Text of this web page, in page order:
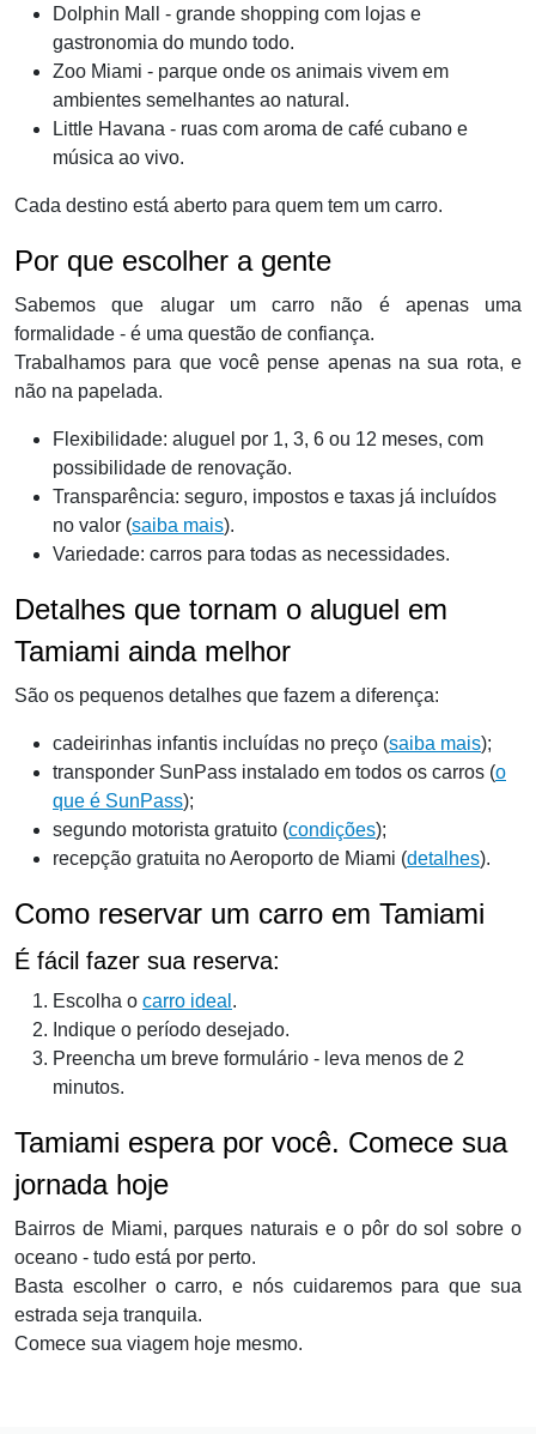
Dolphin Mall - grande shopping com lojas e
gastronomia do mundo todo.
Zoo Miami - parque onde os animais vivem em
ambientes semelhantes ao natural.
Little Havana - ruas com aroma de café cubano e
música ao vivo.
Cada destino está aberto para quem tem um carro.
Por que escolher a gente
Sabemos que alugar um carro não é apenas uma
formalidade - é uma questão de confiança.
Trabalhamos para que você pense apenas na sua rota, e
não na papelada.
Flexibilidade: aluguel por 1, 3, 6 ou 12 meses, com
possibilidade de renovação.
Transparência: seguro, impostos e taxas já incluídos
no valor (saiba mais).
Variedade: carros para todas as necessidades.
Detalhes que tornam o aluguel em
Tamiami ainda melhor
São os pequenos detalhes que fazem a diferença:
cadeirinhas infantis incluídas no preço (saiba mais);
transponder SunPass instalado em todos os carros (o
que é SunPass);
segundo motorista gratuito (condições);
recepção gratuita no Aeroporto de Miami (detalhes).
Como reservar um carro em Tamiami
É fácil fazer sua reserva:
Escolha o carro ideal .
Indique o período desejado.
Preencha um breve formulário - leva menos de 2
minutos.
Tamiami espera por você. Comece sua
jornada hoje
Bairros de Miami, parques naturais e o pôr do sol sobre o
oceano - tudo está por perto.
Basta escolher o carro, e nós cuidaremos para que sua
estrada seja tranquila.
Comece sua viagem hoje mesmo.